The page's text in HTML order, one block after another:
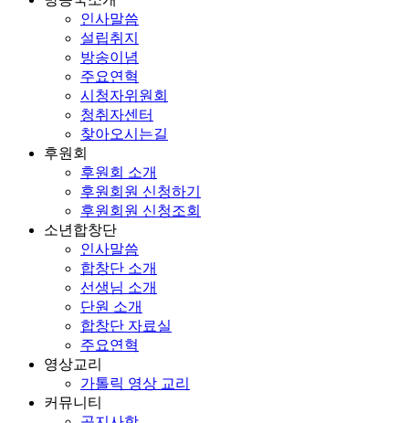
인사말씀
설립취지
방송이념
주요연혁
시청자위원회
청취자센터
찾아오시는길
후원회
후원회 소개
후원회원 신청하기
후원회원 신청조회
소년합창단
인사말씀
합창단 소개
선생님 소개
단원 소개
합창단 자료실
주요연혁
영상교리
가톨릭 영상 교리
커뮤니티